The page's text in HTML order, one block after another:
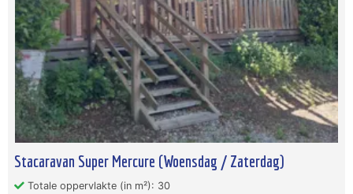
Stacaravan Super Mercure (Woensdag / Zaterdag)
Totale oppervlakte (in m²): 30